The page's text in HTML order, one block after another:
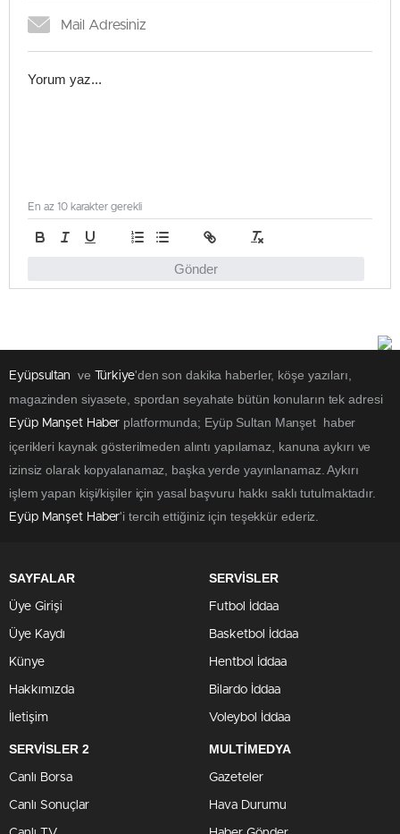
Gönder
En az 10 karakter gerekli
Eyüpsultan ve Türkiye'den son dakika haberler, köşe yazıları,
magazinden siyasete, spordan seyahate bütün konuların tek adresi
Eyüp Manşet Haber platformunda; Eyüp Sultan Manşet haber
içerikleri kaynak gösterilmeden alıntı yapılamaz, kanuna aykırı ve
izinsiz olarak kopyalanamaz, başka yerde yayınlanamaz. Aykırı
işlem yapan kişi/kişiler için yasal başvuru hakkı saklı tutulmaktadır.
Eyüp Manşet Haber'i tercih ettiğiniz için teşekkür ederiz.
SAYFALAR
Üye Girişi
Üye Kaydı
Künye
Hakkımızda
İletişim
SERVİSLER
Futbol İddaa
Basketbol İddaa
Hentbol İddaa
Bilardo İddaa
Voleybol İddaa
SERVİSLER 2
Canlı Borsa
Canlı Sonuçlar
MULTİMEDYA
Gazeteler
Hava Durumu